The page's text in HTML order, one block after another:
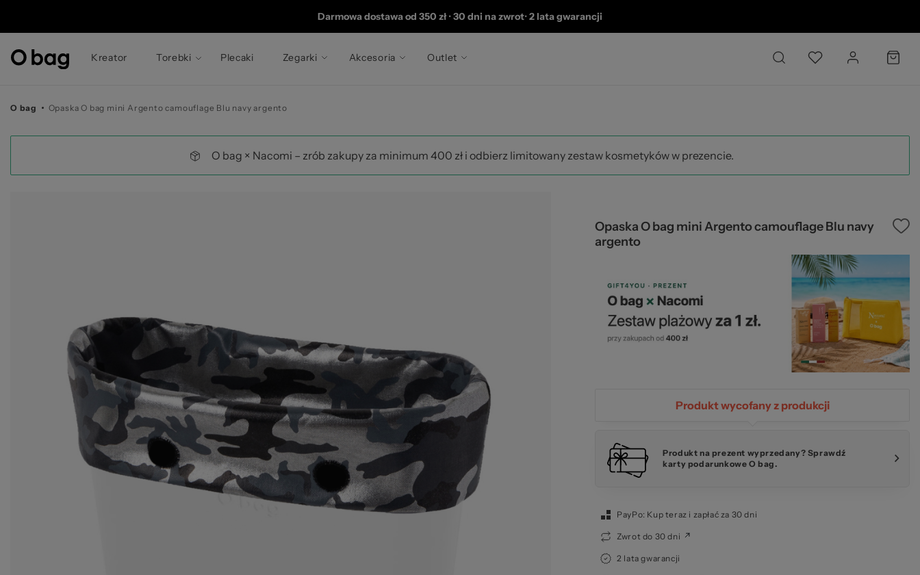
© 2026
prawa
Darmowa dostawa od 350 zł •30 dni na zwrot•2 lata gwarancji
Kreator Torebki Plecaki Zegarki Akcesoria Outlet
O bag Opaska O bag mini Argento camouflage Blu navy argento
O bag × Nacomi – zrób zakupy za minimum 400 zł i odbierz limitowany zestaw kosmetyków w prezencie.
Opaska O bag mini Argento camouflage Blu navy
argento
Produkt wycofany z produkcji
Produkt na prezent wyprzedany? Sprawdź
karty podarunkowe O bag.
PayPo: Kup teraz i zapłać za 30 dni
Zwrot do 30 dni
2 lata gwarancji